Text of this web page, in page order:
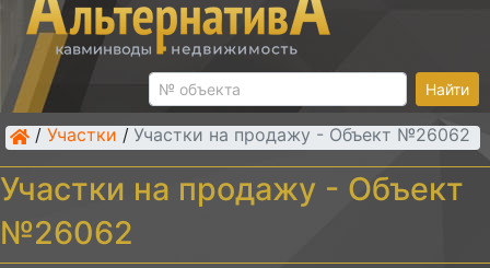
Найти
/ Участки / Участки на продажу - Объект №26062
Участки на продажу - Объект
№26062